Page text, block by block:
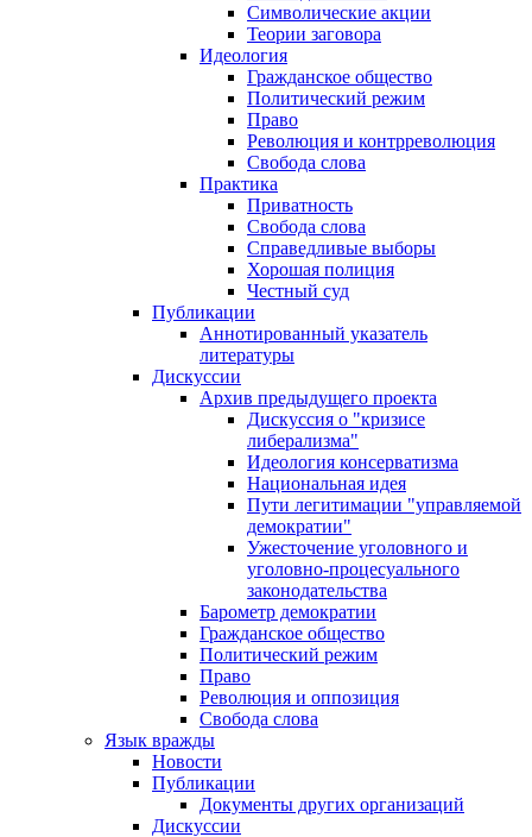
Символические акции
Теории заговора
Идеология
Гражданское общество
Политический режим
Право
Революция и контрреволюция
Свобода слова
Практика
Приватность
Свобода слова
Справедливые выборы
Хорошая полиция
Честный суд
Публикации
Аннотированный указатель
литературы
Дискуссии
Архив предыдущего проекта
Дискуссия о "кризисе
либерализма"
Идеология консерватизма
Национальная идея
Пути легитимации "управляемой
демократии"
Ужесточение уголовного и
уголовно-процесуального
законодательства
Барометр демократии
Гражданское общество
Политический режим
Право
Революция и оппозиция
Свобода слова
Язык вражды
Новости
Публикации
Документы других организаций
Дискуссии